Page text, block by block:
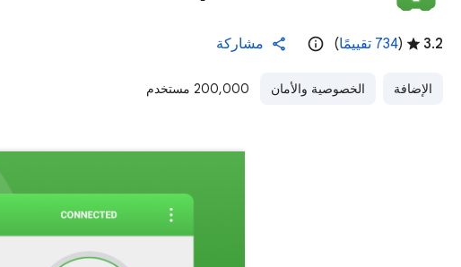
3.2
(‫734 تقييمًا ) مشاركة
الإضافة الخصوصية والأمان 200,000 مستخدم